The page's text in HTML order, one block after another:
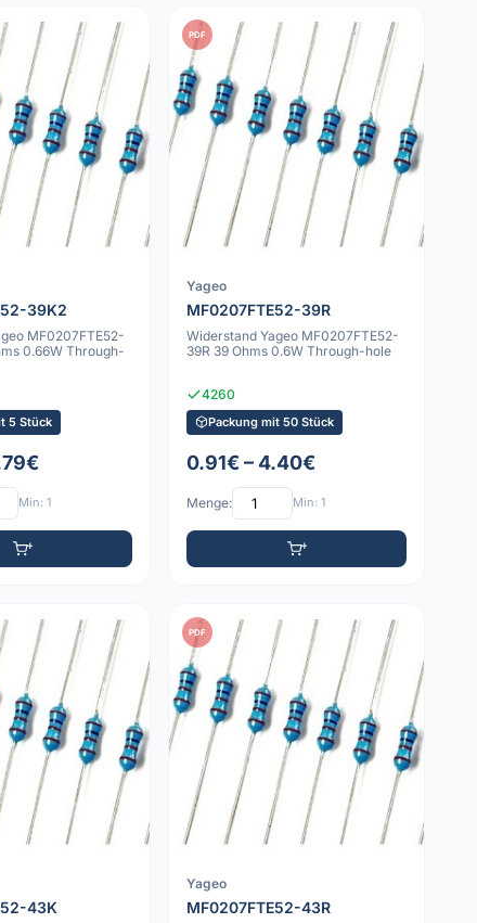
39K2
MF0207FTE52-
0.66W Through-
5 Stück
Min: 1
PDF
Yageo
MF0207FTE52-39R
Widerstand Yageo MF0207FTE52-
39R 39 Ohms 0.6W Through-hole
4260
Packung mit 50 Stück
0.91€ – 4.40€
Menge: Min: 1
43K
PDF
Yageo
MF0207FTE52-43R